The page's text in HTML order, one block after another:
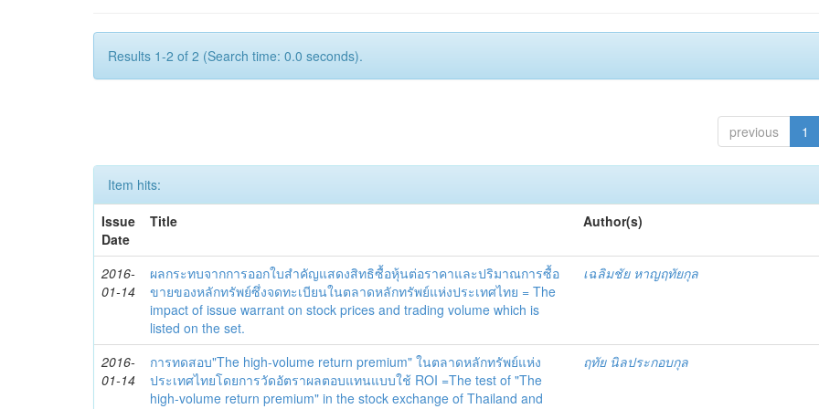
Results 1-2 of 2 (Search time: 0.0 seconds).
previous 1
Item hits:
Issue
Date
Title Author(s)
2016-
01-14
ผลกระทบจากการออกใบสำคัญแสดงสิทธิซื้อหุ้นต่อราคาและปริมาณการซื้อ
ขายของหลักทรัพย์ซึ่งจดทะเบียนในตลาดหลักทรัพย์แห่งประเทศไทย = The
impact of issue warrant on stock prices and trading volume which is
listed on the set.
เฉลิมชัย หาญฤทัยกุล
2016-
01-14
การทดสอบ"The high-volume return premium" ในตลาดหลักทรัพย์แห่ง
ประเทศไทยโดยการวัดอัตราผลตอบแทนแบบใช้ ROI =The test of "The
high-volume return premium" in the stock exchange of Thailand and
ฤทัย นิลประกอบกุล